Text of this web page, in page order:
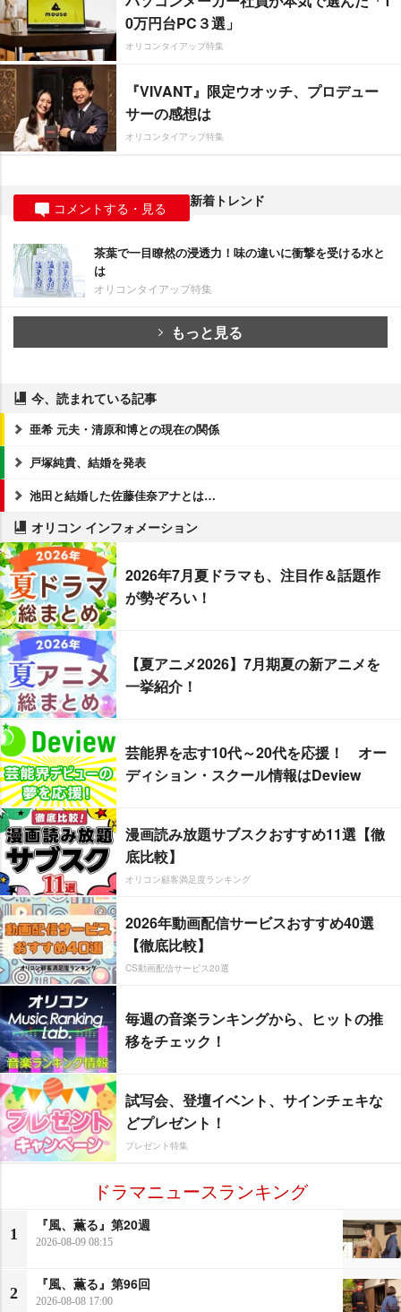
0万円台PC３選」
オリコンタイアップ特集
『VIVANT』限定ウオッチ、プロデュー
サーの感想は
オリコンタイアップ特集
コメントする・見る 新着トレンド
茶葉で一目瞭然の浸透力！味の違いに衝撃を受ける水と
は
オリコンタイアップ特集
もっと見る
今、読まれている記事
亜希 元夫・清原和博との現在の関係
戸塚純貴、結婚を発表
池田と結婚した佐藤佳奈アナとは…
オリコン インフォメーション
2026年7月夏ドラマも、注目作＆話題作
が勢ぞろい！
【夏アニメ2026】7月期夏の新アニメを
一挙紹介！
芸能界を志す10代～20代を応援！ オー
ディション・スクール情報はDeview
漫画読み放題サブスクおすすめ11選【徹
底比較】
オリコン顧客満足度ランキング
2026年動画配信サービスおすすめ40選
【徹底比較】
CS動画配信サービス20選
毎週の音楽ランキングから、ヒットの推
移をチェック！
試写会、登壇イベント、サインチェキな
どプレゼント！
プレゼント特集
ドラマニュースランキング
1
『風、薫る』第20週
2026-08-09 08:15
2
『風、薫る』第96回
2026-08-08 17:00